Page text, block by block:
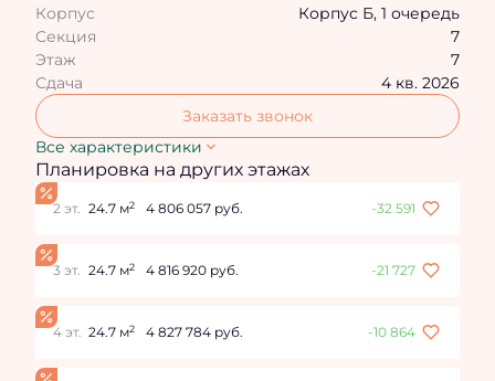
Корпус
Корпус Б, 1 очередь
Секция
7
Этаж
7
Сдача
4 кв. 2026
Заказать звонок
Все характеристики
Планировка на других этажах
2 эт. 24.7 м2 4 806 057 руб. -32 591
3 эт. 24.7 м2 4 816 920 руб. -21 727
4 эт. 24.7 м2 4 827 784 руб. -10 864